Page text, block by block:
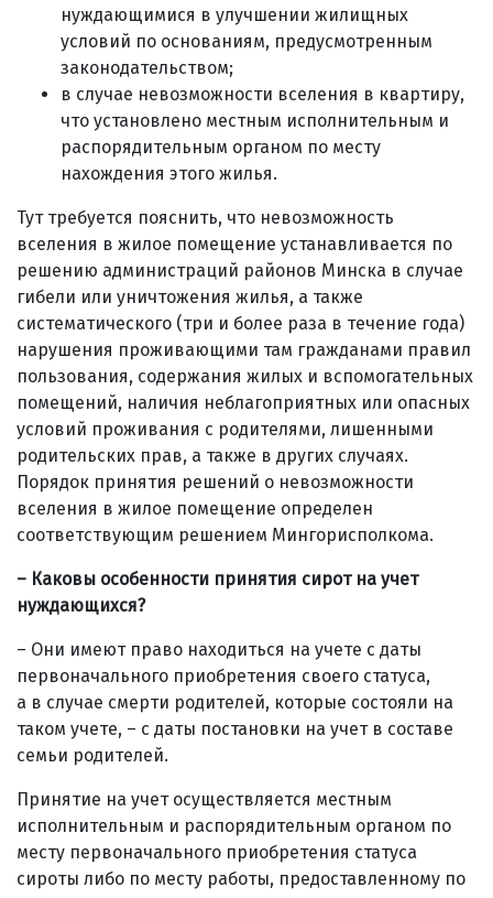
нуждающимися в улучшении жилищных
условий по основаниям, предусмотренным
законодательством;
в случае невозможности вселения в квартиру,
что установлено местным исполнительным и
распорядительным органом по месту
нахождения этого жилья.
Тут требуется пояснить, что невозможность
вселения в жилое помещение устанавливается по
решению администраций районов Минска в случае
гибели или уничтожения жилья, а также
систематического (три и более раза в течение года)
нарушения проживающими там гражданами правил
пользования, содержания жилых и вспомогательных
помещений, наличия неблагоприятных или опасных
условий проживания с родителями, лишенными
родительских прав, а также в других случаях.
Порядок принятия решений о невозможности
вселения в жилое помещение определен
соответствующим решением Мингорисполкома.
– Каковы особенности принятия сирот на учет
нуждающихся?
– Они имеют право находиться на учете с даты
первоначального приобретения своего статуса,
а в случае смерти родителей, которые состояли на
таком учете, – с даты постановки на учет в составе
семьи родителей.
Принятие на учет осуществляется местным
исполнительным и распорядительным органом по
месту первоначального приобретения статуса
сироты либо по месту работы, предоставленному по